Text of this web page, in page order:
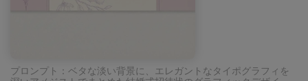
プロンプト：ベタな淡い背景に、エレガントなタイポグラフィを